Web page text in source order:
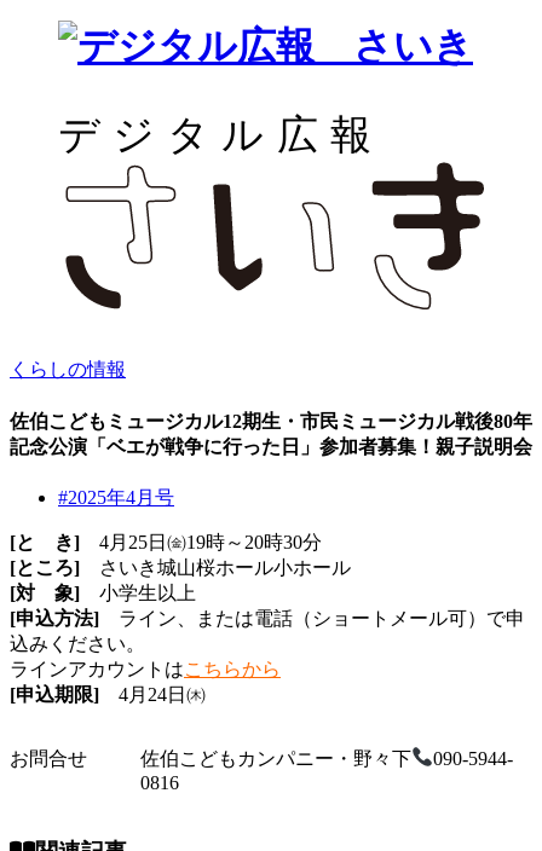
くらしの情報
佐伯こどもミュージカル12期生・市民ミュージカル戦後80年
記念公演「ベエが戦争に行った日」参加者募集！親子説明会
#2025年4月号
[と き] 4月25日㈮19時～20時30分
[ところ]
さいき城山桜ホール小ホール
[対 象] 小学生以上
[申込方法] ライン、または電話（ショートメール可）で申
込みください。
ラインアカウントはこちらから
[申込期限] 4月24日㈭
お問合せ 佐伯こどもカンパニー・野々下
090-5944-
0816